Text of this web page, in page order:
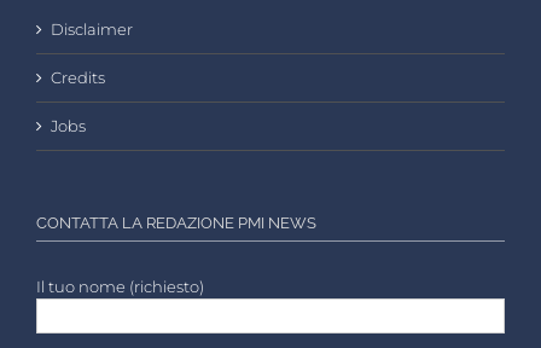
Disclaimer
Credits
Jobs
CONTATTA LA REDAZIONE PMI NEWS
Il tuo nome (richiesto)